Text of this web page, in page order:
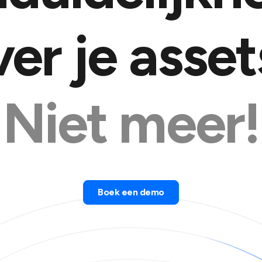
je
Niet meer!
Boek een demo